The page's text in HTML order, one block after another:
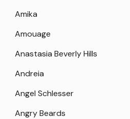
Amika
Amouage
Anastasia Beverly Hills
Andreia
Angel Schlesser
Angry Beards